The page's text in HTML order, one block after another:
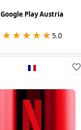
Google Play Austria
★★★★★
★★★★★5.0